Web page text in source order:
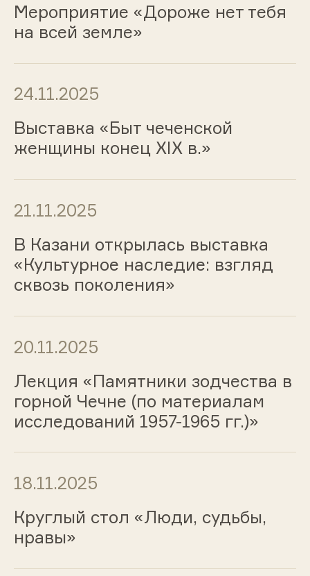
Мероприятие «Дороже нет тебя
на всей земле»
24.11.2025
Выставка «Быт чеченской
женщины конец XIX в.»
21.11.2025
В Казани открылась выставка
«Культурное наследие: взгляд
сквозь поколения»
20.11.2025
Лекция «Памятники зодчества в
горной Чечне (по материалам
исследований 1957-1965 гг.)»
18.11.2025
Круглый стол «Люди, судьбы,
нравы»